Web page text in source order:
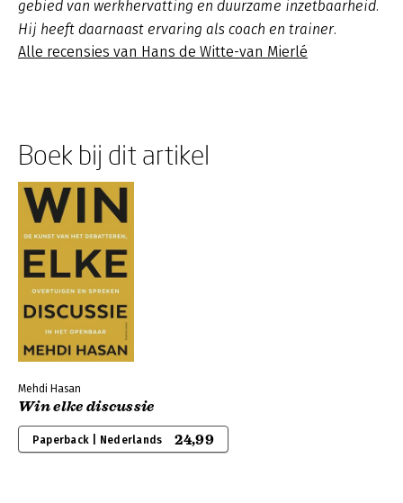
gebied van werkhervatting en duurzame inzetbaarheid.
Hij heeft daarnaast ervaring als coach en trainer.
Alle recensies van Hans de Witte-van Mierlé
Boek bij dit artikel
Mehdi Hasan
Win elke discussie
Paperback | Nederlands 24,99